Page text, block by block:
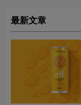
最新文章